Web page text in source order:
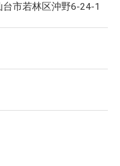
市若林区沖野6-24-1